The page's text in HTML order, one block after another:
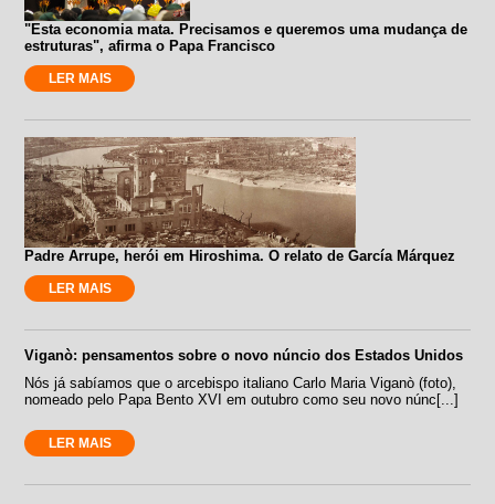
"Esta economia mata. Precisamos e queremos uma mudança de
estruturas", afirma o Papa Francisco
LER MAIS
Padre Arrupe, herói em Hiroshima. O relato de García Márquez
LER MAIS
Viganò: pensamentos sobre o novo núncio dos Estados Unidos
Nós já sabíamos que o arcebispo italiano Carlo Maria Viganò (foto),
nomeado pelo Papa Bento XVI em outubro como seu novo núnc[...]
LER MAIS